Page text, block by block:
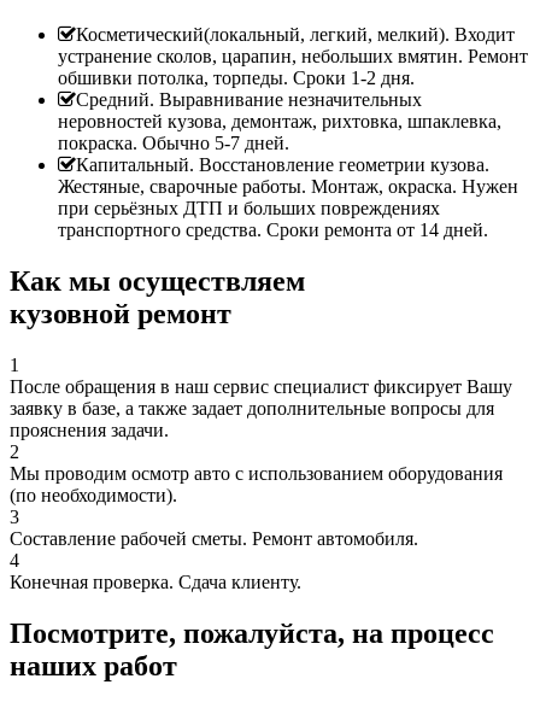
Косметический(локальный, легкий, мелкий). Входит
устранение сколов, царапин, небольших вмятин. Ремонт
обшивки потолка, торпеды. Сроки 1-2 дня.
Средний. Выравнивание незначительных
неровностей кузова, демонтаж, рихтовка, шпаклевка,
покраска. Обычно 5-7 дней.
Капитальный. Восстановление геометрии кузова.
Жестяные, сварочные работы. Монтаж, окраска. Нужен
при серьёзных ДТП и больших повреждениях
транспортного средства. Сроки ремонта от 14 дней.
Как мы осуществляем
кузовной ремонт
1
После обращения в наш сервис специалист фиксирует Вашу
заявку в базе, а также задает дополнительные вопросы для
прояснения задачи.
2
Мы проводим осмотр авто с использованием оборудования
(по необходимости).
3
Составление рабочей сметы. Ремонт автомобиля.
4
Конечная проверка. Сдача клиенту.
Посмотрите, пожалуйста, на процесс
наших работ